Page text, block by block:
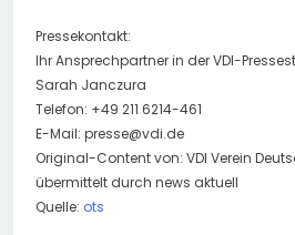
Pressekontakt:
Ihr Ansprechpartner in der VDI-
Sarah Janczura
Telefon: +49 211 6214-461
E-Mail: presse@vdi.de
Original-Content von: VDI Verein
übermittelt durch news aktuell
Quelle: ots